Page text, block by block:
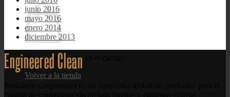
No hay productos en el carrito.
Volver a la tienda
junio 2016
mayo 2016
enero 2014
diciembre 2013
Engineered Clean